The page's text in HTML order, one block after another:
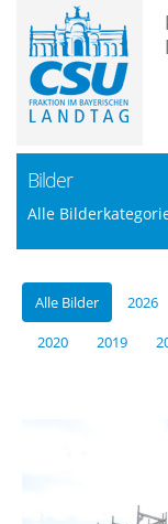
Bilder
Alle
Alle Bilder 2026
2020
2019